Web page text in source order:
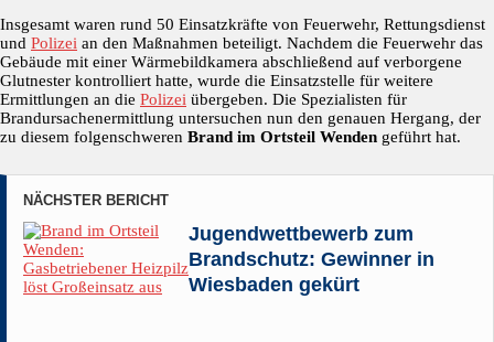
Insgesamt waren rund 50 Einsatzkräfte von Feuerwehr, Rettungsdienst
und Polizei an den Maßnahmen beteiligt. Nachdem die Feuerwehr das
Gebäude mit einer Wärmebildkamera abschließend auf verborgene
Glutnester kontrolliert hatte, wurde die Einsatzstelle für weitere
Ermittlungen an die Polizei übergeben. Die Spezialisten für
Brandursachenermittlung untersuchen nun den genauen Hergang, der
zu diesem folgenschweren Brand im Ortsteil Wenden geführt hat.
NÄCHSTER BERICHT
Jugendwettbewerb zum
Brandschutz: Gewinner in
Wiesbaden gekürt